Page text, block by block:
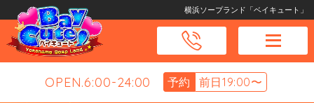
横浜ソープランド「ベイキュート」
OPEN.6:00-24:00 予約 前日19:00〜